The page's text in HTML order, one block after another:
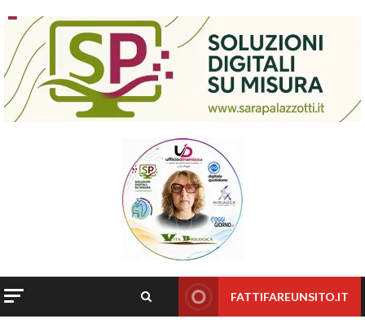
content
FATTIFAREUNSITO.IT